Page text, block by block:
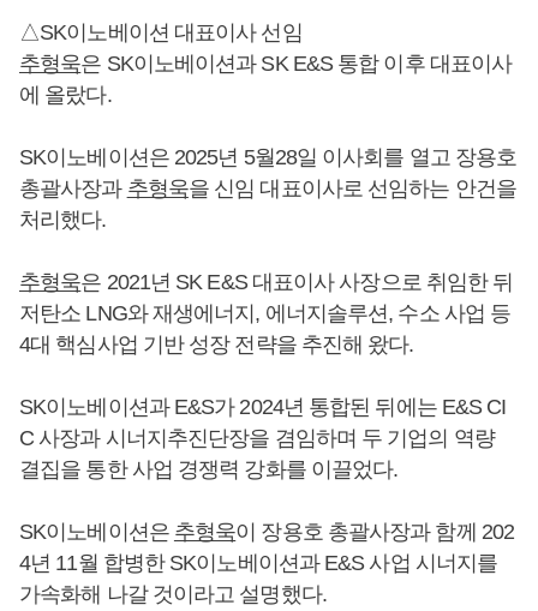
△SK이노베이션 대표이사 선임
추형욱은 SK이노베이션과 SK E&S 통합 이후 대표이사
에 올랐다.
SK이노베이션은 2025년 5월28일 이사회를 열고 장용호
총괄사장과 추형욱을 신임 대표이사로 선임하는 안건을
처리했다.
추형욱은 2021년 SK E&S 대표이사 사장으로 취임한 뒤
저탄소 LNG와 재생에너지, 에너지솔루션, 수소 사업 등
4대 핵심사업 기반 성장 전략을 추진해 왔다.
SK이노베이션과 E&S가 2024년 통합된 뒤에는 E&S CI
C 사장과 시너지추진단장을 겸임하며 두 기업의 역량
결집을 통한 사업 경쟁력 강화를 이끌었다.
SK이노베이션은 추형욱이 장용호 총괄사장과 함께 202
4년 11월 합병한 SK이노베이션과 E&S 사업 시너지를
가속화해 나갈 것이라고 설명했다.